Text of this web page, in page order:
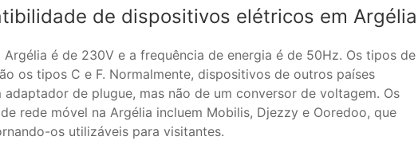
de dispositivos elétricos em Argélia
é de 230V e a frequência de energia é de 50Hz. Os tipos de
os tipos C e F. Normalmente, dispositivos de outros países
de plugue, mas não de um conversor de voltagem. Os
rede móvel na Argélia incluem Mobilis, Djezzy e Ooredoo, que
os utilizáveis para visitantes.